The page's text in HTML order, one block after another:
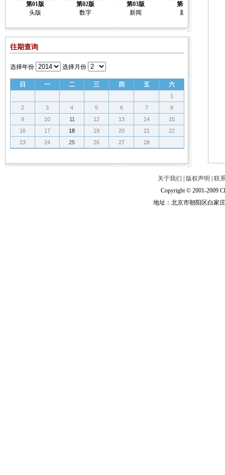
第01版
头版
第02版
数字
第03版
新闻
第04版
新闻
往期查询
选择年份 选择月份
日 一 二 三 四 五 六
1
2
3 4 5 6 7
8
9
10 11 12 13 14
15
16
17 18 19 20 21
22
23
24 25 26 27 28
关于我们 版权声明
联
Copyright © 2001-2009
地址：北京市朝阳区白家